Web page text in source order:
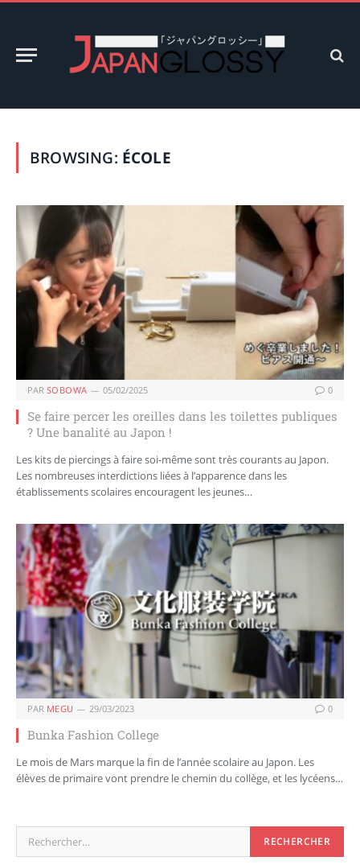
BROWSING: ÉCOLE
PAR SOBOWA 05/02/2025 0
Se faire percer les oreilles dans les toilettes publiques
? Une banalité au Japon !
Les kits de piercings à faire soi-même sont très courants au Japon.
Les nombreuses interdictions liées à l’apparence dans les
établissements scolaires encouragent les jeunes…
PAR MEGU 29/03/2023 0
Bunka Fashion College
Le mois de Mars marque la fin de l’année scolaire au Japon. Les
élèves de primaire vont prendre le chemin du collège, et les lycéens…